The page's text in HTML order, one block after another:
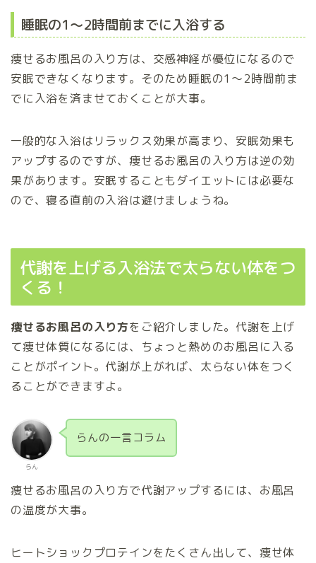
睡眠の1～2時間前までに入浴する
痩せるお風呂の入り方は、交感神経が優位になるので
安眠できなくなります。そのため睡眠の1～2時間前ま
でに入浴を済ませておくことが大事。
一般的な入浴はリラックス効果が高まり、安眠効果も
アップするのですが、痩せるお風呂の入り方は逆の効
果があります。安眠することもダイエットには必要な
ので、寝る直前の入浴は避けましょうね。
代謝を上げる入浴法で太らない体をつ
くる！
痩せるお風呂の入り方をご紹介しました。代謝を上げ
て痩せ体質になるには、ちょっと熱めのお風呂に入る
ことがポイント。代謝が上がれば、太らない体をつく
ることができますよ。
らん
らんの一言コラム
痩せるお風呂の入り方で代謝アップするには、お風呂
の温度が大事。
ヒートショックプロテインをたくさん出して、痩せ体